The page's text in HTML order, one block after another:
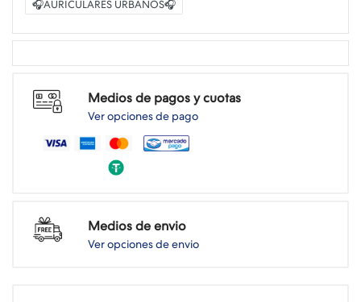
🎧AURICULARES URBANOS🎧
Medios de pagos y cuotas
Ver opciones de pago
Medios de envio
Ver opciones de envio